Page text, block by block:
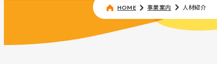
HOME 事業案内 人材紹介